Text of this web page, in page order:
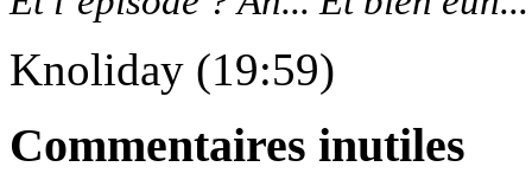
Knoliday (19:59)
Commentaires inutiles